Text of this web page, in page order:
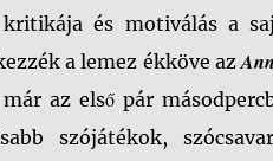
és motiválás a
a lemez ékköve az
az első pár
szójátékok,